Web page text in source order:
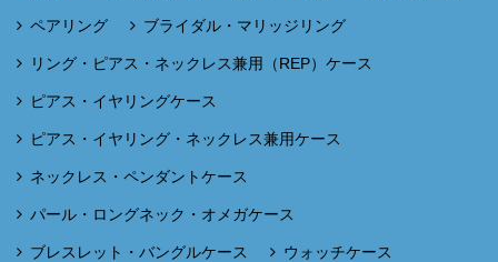
ペアリング ブライダル・マリッジリング
リング・ピアス・ネックレス兼用（REP）ケース
ピアス・イヤリングケース
ピアス・イヤリング・ネックレス兼用ケース
ネックレス・ペンダントケース
パール・ロングネック・オメガケース
ブレスレット・バングルケース ウォッチケース